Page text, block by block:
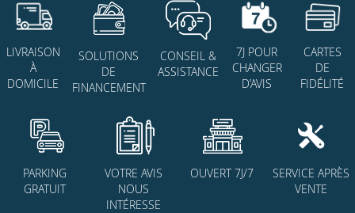
LIVRAISON
À
DOMICILE
SOLUTIONS
DE
FINANCEMENT
CONSEIL &
ASSISTANCE
7J POUR
CHANGER
D’AVIS
CARTES
DE
FIDÉLITÉ
PARKING
GRATUIT
VOTRE AVIS
NOUS
INTÉRESSE
OUVERT 7J/7
SERVICE APRÈS
VENTE